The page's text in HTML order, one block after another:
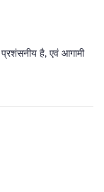
है, एवं आगामी